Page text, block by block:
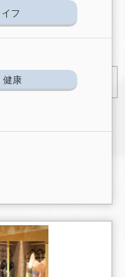
フ
健康